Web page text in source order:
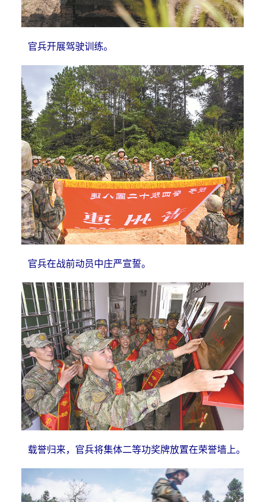
官兵开展驾驶训练。
官兵在战前动员中庄严宣誓。
载誉归来，官兵将集体二等功奖牌放置在荣誉墙上。